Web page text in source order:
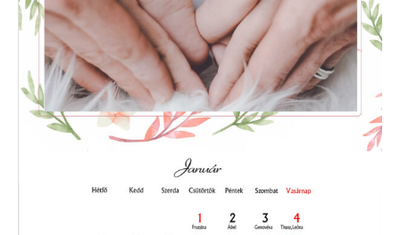
termékoldalon
választhatók
ki